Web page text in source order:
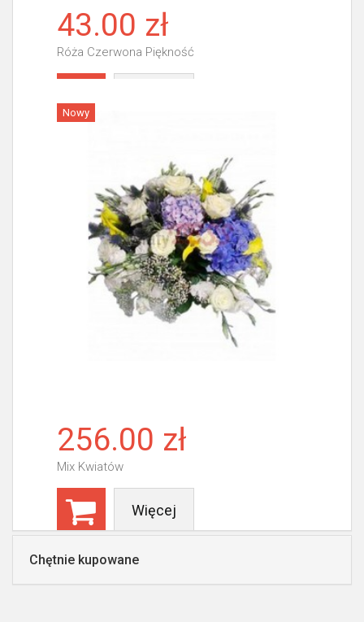
43.00 zł
Róża Czerwona Piękność
Nowy
256.00 zł
Mix Kwiatów
Więcej
Chętnie kupowane